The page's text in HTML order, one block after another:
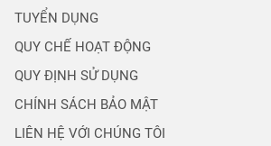
TUYỂN DỤNG
QUY CHẾ HOẠT ĐỘNG
QUY ĐỊNH SỬ DỤNG
CHÍNH SÁCH BẢO MẬT
LIÊN HỆ VỚI CHÚNG TÔI